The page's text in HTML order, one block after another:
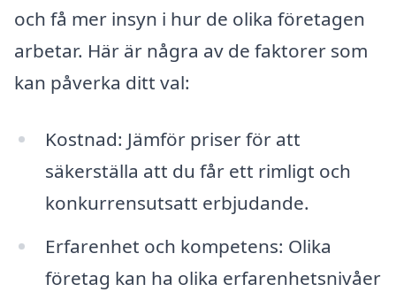
och få mer insyn i hur de olika företagen
arbetar. Här är några av de faktorer som
kan påverka ditt val:
Kostnad: Jämför priser för att
säkerställa att du får ett rimligt och
konkurrensutsatt erbjudande.
Erfarenhet och kompetens: Olika
företag kan ha olika erfarenhetsnivåer